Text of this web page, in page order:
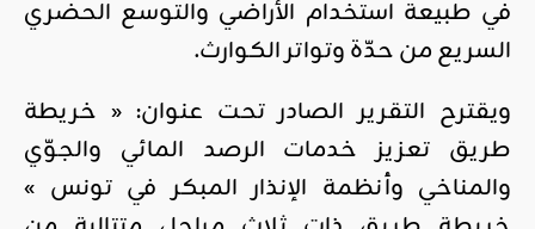
في طبيعة استخدام الأراضي والتوسع الحضري
السريع من حدّة وتواتر الكوارث.
ويقترح التقرير الصادر تحت عنوان: « خريطة
طريق تعزيز خدمات الرصد المائي والجوّي
والمناخي وأنظمة الإنذار المبكر في تونس »